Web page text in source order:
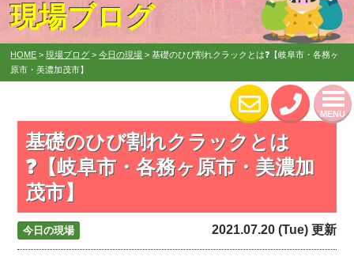
MENU
現場ブログ
HOME >現場ブログ >今日の現場 >基礎のひび割れクラックとは❓【岐阜市・各務ヶ
原市・美濃加茂市】
基礎のひび割れクラックとは
❓【岐阜市・各務ヶ原市・美濃加
茂市】
今日の現場 2021.07.20 (Tue) 更新